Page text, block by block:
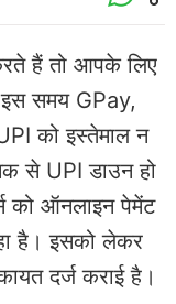
हैं तो आपके लिए
समय GPay,
को इस्तेमाल न
से UPI डाउन हो
को ऑनलाइन पेमेंट
है। इसको लेकर
दर्ज कराई है।